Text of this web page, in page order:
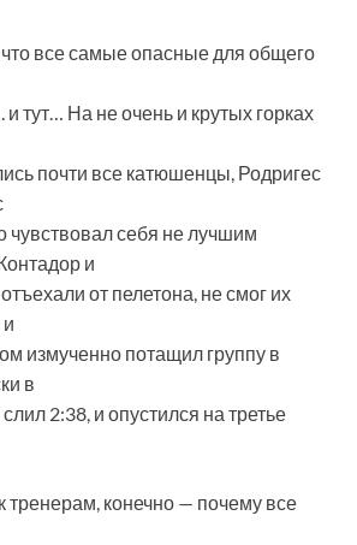
что все самые опасные для общего
тут… На не очень и крутых горках
почти все катюшенцы, Родригес
чувствовал себя не лучшим
и
от пелетона, не смог их
измученно потащил группу в
в
2:38, и опустился на третье
тренерам, конечно — почему все